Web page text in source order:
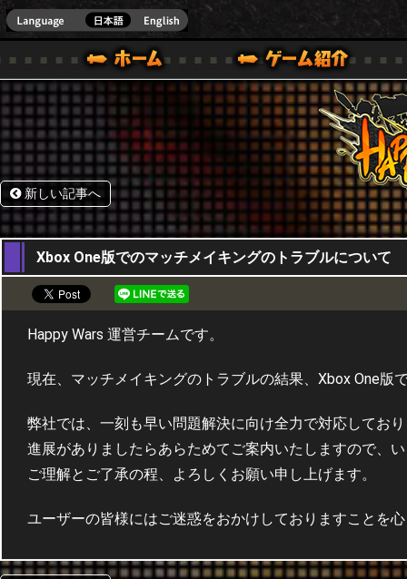
ONE VER.]
ガイド
ル｜HAPPY WARS(ハッピーウォーズ)公式サイト [ XBOX 360,XBOX ONE VER.]
サポート | HAPPY WARS(ハッピーウォーズ)公式サイ
新しい記事へ
22,01,2018
Xbox One版でのマッチメイキングのトラブルについて
Happy Wars 運営チームです。
現在、マッチメイキングのトラブルの結果、Xbox One
弊社では、一刻も早い問題解決に向け全力で対応してお
進展がありましたらあらためてご案内いたしますので、
ご理解とご了承の程、よろしくお願い申し上げます。
ユーザーの皆様にはご迷惑をおかけしておりますことを